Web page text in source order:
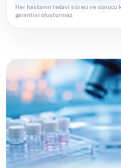
Her hastanın tedavi süreci ve sonucu
garantisi oluşturmaz.